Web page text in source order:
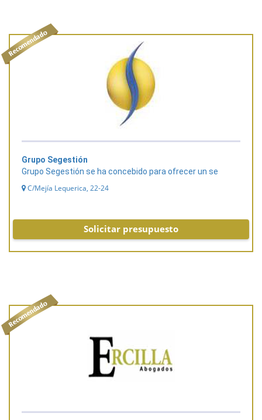
Grupo Segestión
Grupo Segestión se ha concebido para ofrecer un se
C/Mejía Lequerica, 22-24
Solicitar presupuesto